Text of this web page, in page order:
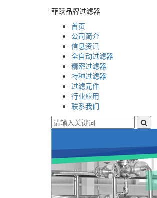
菲跃品牌过滤器
首页
公司简介
信息资讯
全自动过滤器
精密过滤器
特种过滤器
过滤元件
行业应用
联系我们